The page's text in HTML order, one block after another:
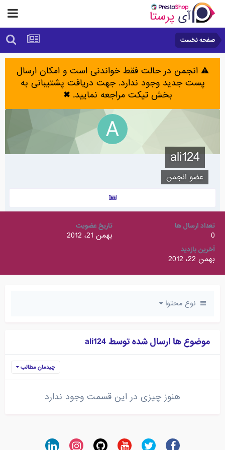
صفحه نخست
⚠️ انجمن در حالت فقط خواندنی است و امکان ارسال
پست جدید وجود ندارد. جهت دریافت پشتیبانی به
بخش تیکت مراجعه نمایید.✖
ali124
عضو انجمن
تعداد ارسال ها
0
تاریخ عضویت
بهمن 21، 2012
آخرین بازدید
بهمن 22، 2012
نوع محتوا
موضوع ها ارسال شده توسط ali124
چیدمان مطالب
هنوز چیزی در این قسمت وجود ندارد